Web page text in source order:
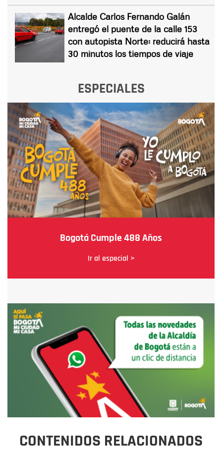
Alcalde Carlos Fernando Galán
entregó el puente de la calle 153
con autopista Norte: reducirá hasta
30 minutos los tiempos de viaje
ESPECIALES
Bogotá Cumple 488 Años
Ir al especial >
CONTENIDOS RELACIONADOS